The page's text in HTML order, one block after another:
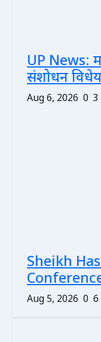
UP News:
संशोधन
Aug 6, 2026 0 3
Sheikh
Aug 5, 2026 0 6